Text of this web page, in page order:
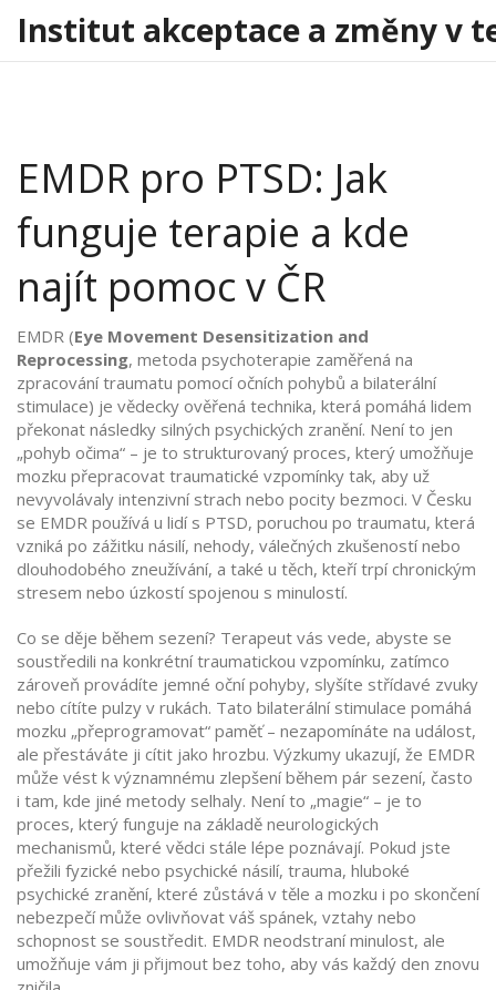
Institut akceptace a změny v
EMDR pro PTSD: Jak
funguje terapie a kde
najít pomoc v ČR
EMDR (Eye Movement Desensitization and
Reprocessing, metoda psychoterapie zaměřená na
zpracování traumatu pomocí očních pohybů a bilaterální
stimulace) je vědecky ověřená technika, která pomáhá lidem
překonat následky silných psychických zranění. Není to jen
„pohyb očima“ – je to strukturovaný proces, který umožňuje
mozku přepracovat traumatické vzpomínky tak, aby už
nevyvolávaly intenzivní strach nebo pocity bezmoci. V Česku
se EMDR používá u lidí s PTSD, poruchou po traumatu, která
vzniká po zážitku násilí, nehody, válečných zkušeností nebo
dlouhodobého zneužívání, a také u těch, kteří trpí chronickým
stresem nebo úzkostí spojenou s minulostí.
Co se děje během sezení? Terapeut vás vede, abyste se
soustředili na konkrétní traumatickou vzpomínku, zatímco
zároveň provádíte jemné oční pohyby, slyšíte střídavé zvuky
nebo cítíte pulzy v rukách. Tato bilaterální stimulace pomáhá
mozku „přeprogramovat“ paměť – nezapomínáte na událost,
ale přestáváte ji cítit jako hrozbu. Výzkumy ukazují, že EMDR
může vést k významnému zlepšení během pár sezení, často
i tam, kde jiné metody selhaly. Není to „magie“ – je to
proces, který funguje na základě neurologických
mechanismů, které vědci stále lépe poznávají. Pokud jste
přežili fyzické nebo psychické násilí, trauma, hluboké
psychické zranění, které zůstává v těle a mozku i po skončení
nebezpečímůže ovlivňovat váš spánek, vztahy nebo
schopnost se soustředit. EMDR neodstraní minulost, ale
umožňuje vám ji přijmout bez toho, aby vás každý den znovu